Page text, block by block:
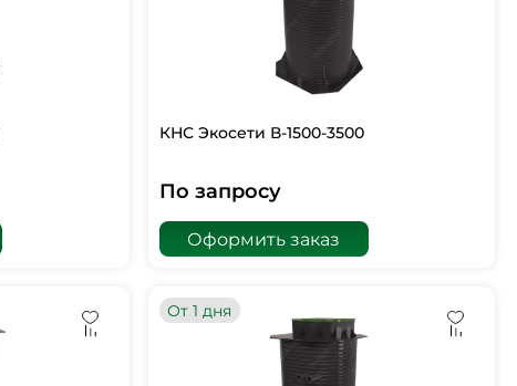
КНС Экосети В-1500-3500
По запросу
Оформить заказ
От 1 дня